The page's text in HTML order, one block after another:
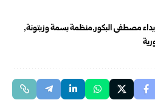
مصطفى البكور منظمة بسمة وزيتونة